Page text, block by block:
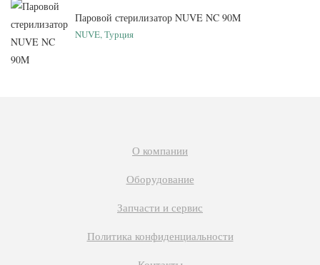
Паровой стерилизатор NUVE NC 90M
NUVE, Турция
О компании
Оборудование
Запчасти и сервис
Политика конфиденциальности